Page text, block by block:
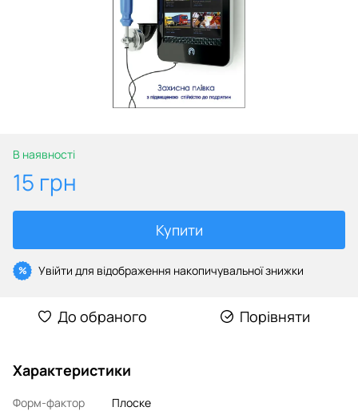
В наявності
15 грн
Купити
% Увійти для відображення накопичувальної знижки
До обраного Порівняти
Характеристики
Форм-фактор
Плоске